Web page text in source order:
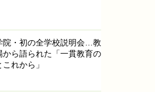
院・初の全学校説明会…教
から語られた「一貫教育の
れから」